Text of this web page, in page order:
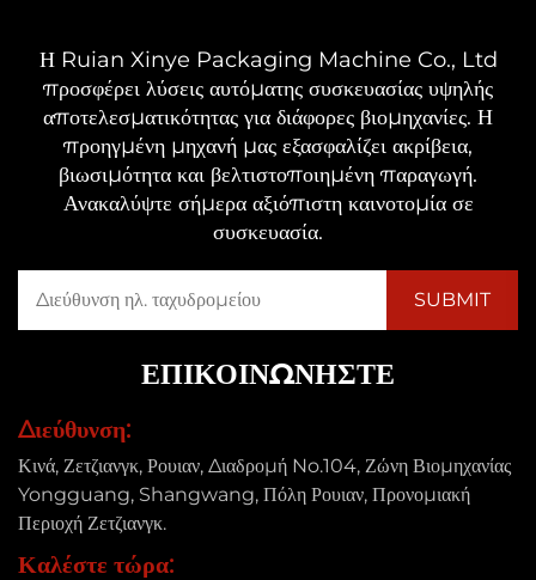
Η Ruian Xinye Packaging Machine Co., Ltd
προσφέρει λύσεις αυτόματης συσκευασίας υψηλής
αποτελεσματικότητας για διάφορες βιομηχανίες. Η
προηγμένη μηχανή μας εξασφαλίζει ακρίβεια,
βιωσιμότητα και βελτιστοποιημένη παραγωγή.
Ανακαλύψτε σήμερα αξιόπιστη καινοτομία σε
συσκευασία.
ΕΠΙΚΟΙΝΩΝΉΣΤΕ
Διεύθυνση:
Κινά, Ζετζιανγκ, Ρουιαν, Διαδρομή No.104, Ζώνη Βιομηχανίας
Yongguang, Shangwang, Πόλη Ρουιαν, Προνομιακή
Περιοχή Ζετζιανγκ.
Καλέστε τώρα: